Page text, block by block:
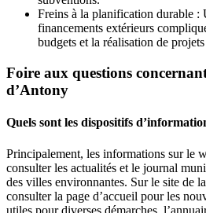
Freins à la planification durable :
financements extérieurs
budgets et la réalisation de
Foire aux questions
d’Antony
Quels sont les dispositifs
Principalement, les informations sur le
consulter les actualités et le journal
des villes environnantes. Sur le site de
consulter la page d’accueil pour les
utiles pour diverses démarches,